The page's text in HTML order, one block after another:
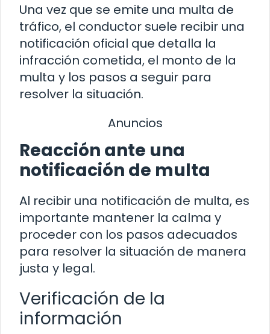
Una vez que se emite una multa de
tráfico, el conductor suele recibir una
notificación oficial que detalla la
infracción cometida, el monto de la
multa y los pasos a seguir para
resolver la situación.
Anuncios
Reacción ante una
notificación de multa
Al recibir una notificación de multa, es
importante mantener la calma y
proceder con los pasos adecuados
para resolver la situación de manera
justa y legal.
Verificación de la
información